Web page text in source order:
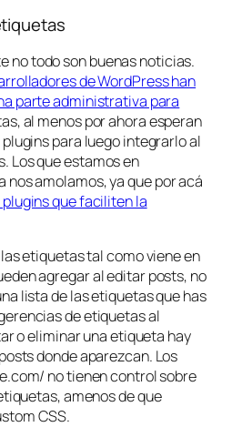
no todo son buenas noticias.
de WordPress han
parte administrativa para
al menos por ahora esperan
para luego integrarlo al
Los que estamos en
amolamos, ya que por acá
que faciliten la
etiquetas tal como viene en
agregar al editar posts, no
lista de las etiquetas que has
de etiquetas al
o eliminar una etiqueta hay
donde aparezcan. Los
no tienen control sobre
amenos de que
CSS.